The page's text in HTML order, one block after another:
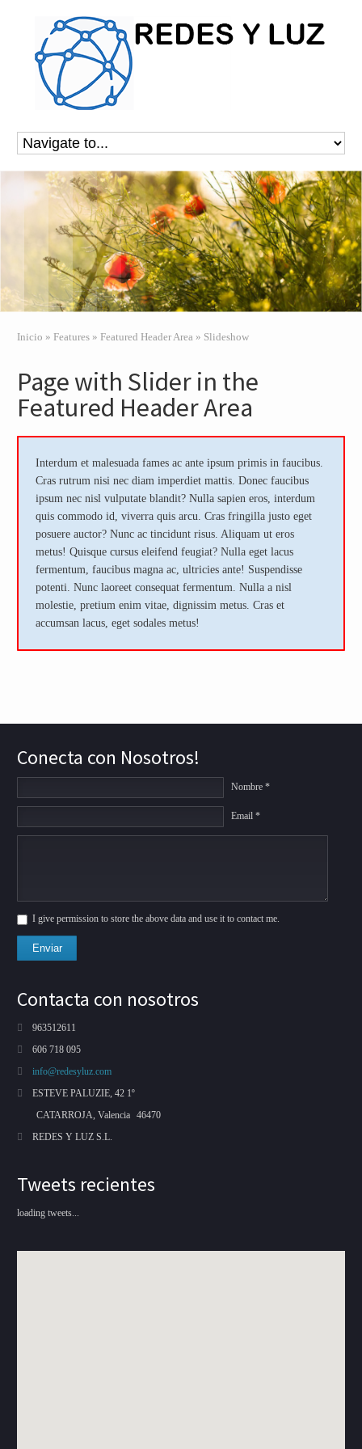
Inicio » Features » Featured Header Area » Slideshow
Page with Slider in the
Featured Header Area
Interdum et malesuada fames ac ante ipsum primis in faucibus.
Cras rutrum nisi nec diam imperdiet mattis. Donec faucibus
ipsum nec nisl vulputate blandit? Nulla sapien eros, interdum
quis commodo id, viverra quis arcu. Cras fringilla justo eget
posuere auctor? Nunc ac tincidunt risus. Aliquam ut eros
metus! Quisque cursus eleifend feugiat? Nulla eget lacus
fermentum, faucibus magna ac, ultricies ante! Suspendisse
potenti. Nunc laoreet consequat fermentum. Nulla a nisl
molestie, pretium enim vitae, dignissim metus. Cras et
accumsan lacus, eget sodales metus!
Conecta con Nosotros!
Nombre *
Email *
I give permission to store the above data and use it to contact me.
Enviar
Contacta con nosotros
963512611
606 718 095
info@redesyluz.com
ESTEVE PALUZIE, 42 1º
CATARROJA, Valencia 46470
REDES Y LUZ S.L.
Tweets recientes
loading tweets...